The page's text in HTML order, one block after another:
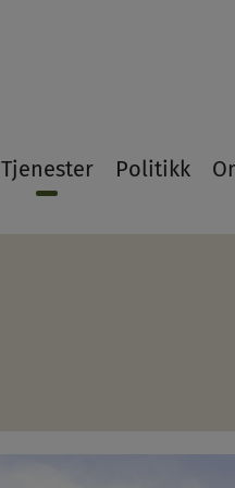
Tjenester Politikk